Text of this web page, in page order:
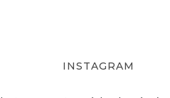
INSTAGRAM